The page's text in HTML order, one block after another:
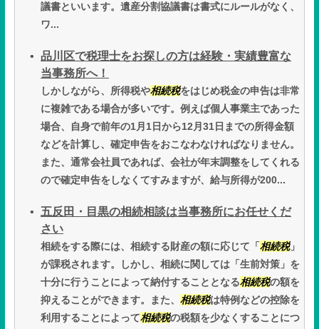
議書といいます。遺産分割協議書は書式にルールがなく、
ワ...
品川区で税理士をお探しの方は経験・実績豊富な
当事務所へ！
しかしながら、所得税や相続税をはじめ税金の申告は非常
に複雑である場合が多いです。例えば個人事業主であった
場合、自身で前年の1月1日から12月31日までの所得金額
などを計算し、確定申告をおこなわなければなりません。
また、通常会社員であれば、会社が年末調整をしてくれる
ので確定申告をしなくてすみますが、給与所得が200...
五反田・目黒の相続相談は当事務所にお任せくだ
さい
相続をする際には、相続する財産の額に応じて「 相続税」
が課税されます。しかし、相続に関しては「生前対策」を
十分に行うことによって納付することとなる相続税の額を
抑えることができます。また、 相続税は特例などの控除を
利用することによって相続税の税額を少なくすることにつ